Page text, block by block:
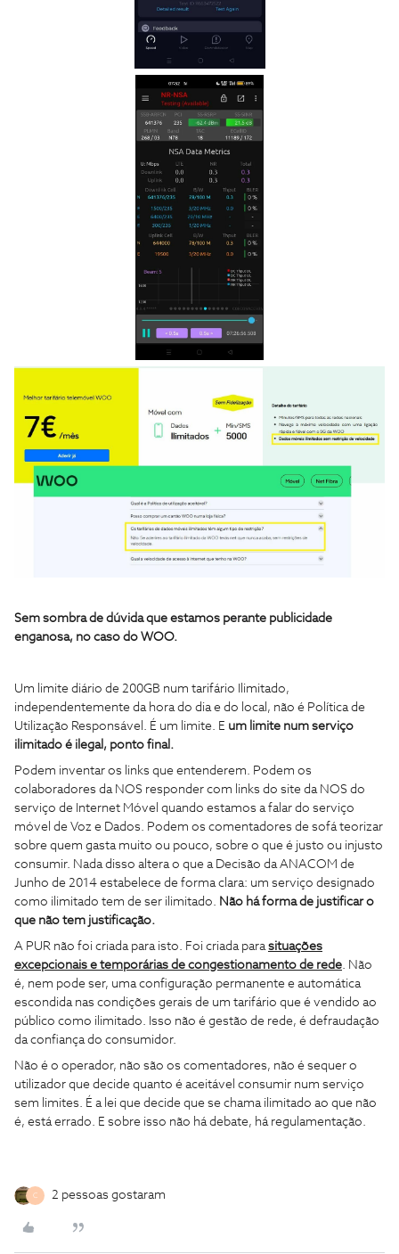
Sem sombra de dúvida que estamos perante publicidade
enganosa, no caso do WOO.
Um limite diário de 200GB num tarifário Ilimitado,
independentemente da hora do dia e do local, não é Política de
Utilização Responsável. É um limite. E um limite num serviço
ilimitado é ilegal, ponto final.
Podem inventar os links que entenderem. Podem os
colaboradores da NOS responder com links do site da NOS do
serviço de Internet Móvel quando estamos a falar do serviço
móvel de Voz e Dados. Podem os comentadores de sofá teorizar
sobre quem gasta muito ou pouco, sobre o que é justo ou injusto
consumir. Nada disso altera o que a Decisão da ANACOM de
Junho de 2014 estabelece de forma clara: um serviço designado
como ilimitado tem de ser ilimitado. Não há forma de justificar o
que não tem justificação.
A PUR não foi criada para isto. Foi criada parasituações
excepcionais e temporárias de congestionamento de rede. Não
é, nem pode ser, uma configuração permanente e automática
escondida nas condições gerais de um tarifário que é vendido ao
público como ilimitado. Isso não é gestão de rede, é defraudação
da confiança do consumidor.
Não é o operador, não são os comentadores, não é sequer o
utilizador que decide quanto é aceitável consumir num serviço
sem limites. É a lei que decide que se chama ilimitado ao que não
é, está errado. E sobre isso não há debate, há regulamentação.
C 2 pessoas gostaram